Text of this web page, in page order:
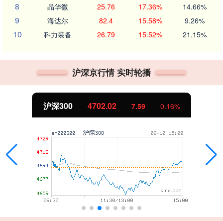
8 晶华微 25.76 17.36% 14.66%
9 海达尔 82.4 15.58% 9.26%
10 科力装备 26.79 15.52% 21.15%
沪深京行情 实时轮播
沪深300 4702.02 7.59 0.16%